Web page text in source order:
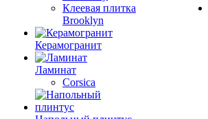
Клеевая плитка
Brooklyn
Керамогранит
Ламинат
Corsica